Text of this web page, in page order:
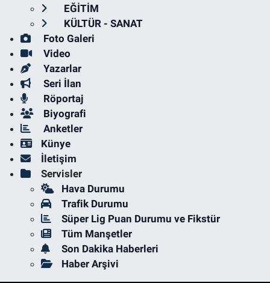
EĞİTİM
KÜLTÜR - SANAT
Foto Galeri
Video
Yazarlar
Seri İlan
Röportaj
Biyografi
Anketler
Künye
İletişim
Servisler
Hava Durumu
Trafik Durumu
Süper Lig Puan Durumu ve Fikstür
Tüm Manşetler
Son Dakika Haberleri
Haber Arşivi